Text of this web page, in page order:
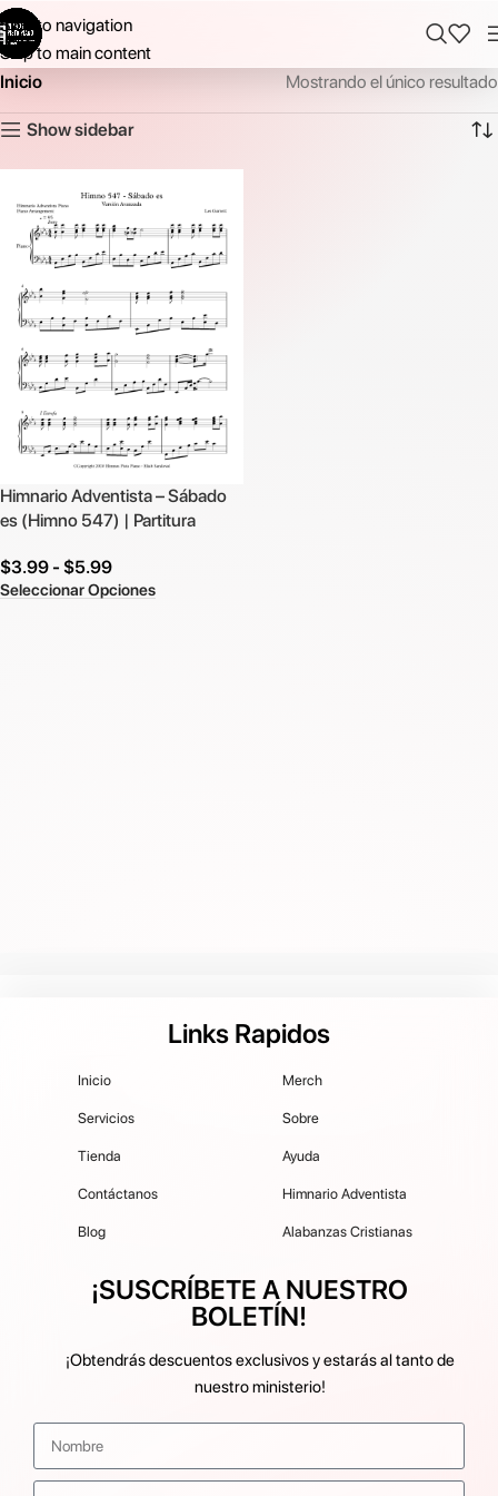
Skip to navigation
Skip to main content
Inicio
Mostrando el único resultado
Show sidebar
Himnario Adventista – Sábado
es (Himno 547) | Partitura
$3.99 - $5.99
Seleccionar Opciones
Links Rapidos
Inicio
Servicios
Tienda
Contáctanos
Blog
Merch
Sobre
Ayuda
Himnario Adventista
Alabanzas Cristianas
¡SUSCRÍBETE A NUESTRO
BOLETÍN!
¡Obtendrás descuentos exclusivos y estarás al tanto de
nuestro ministerio!